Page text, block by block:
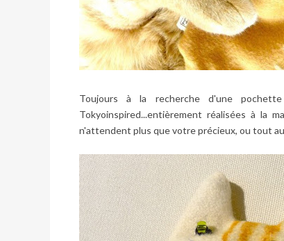
Toujours à la recherche d'une
Tokyoinspired...entièrement réalisées à la
n'attendent plus que votre précieux, ou tout